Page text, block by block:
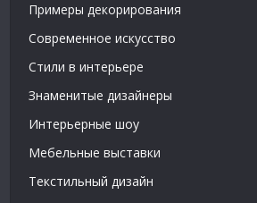
Примеры декорирования
Современное искусство
Стили в интерьере
Знаменитые дизайнеры
Интерьерные шоу
Мебельные выставки
Текстильный дизайн